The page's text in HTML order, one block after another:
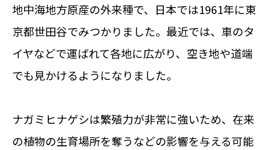
地中海地方原産の外来種で、日本では1961年に東
京都世田谷でみつかりました。最近では、車のタ
イヤなどで運ばれて各地に広がり、空き地や道端
でも見かけるようになりました。
ナガミヒナゲシは繁殖力が非常に強いため、在来
の植物の生育場所を奪うなどの影響を与える可能